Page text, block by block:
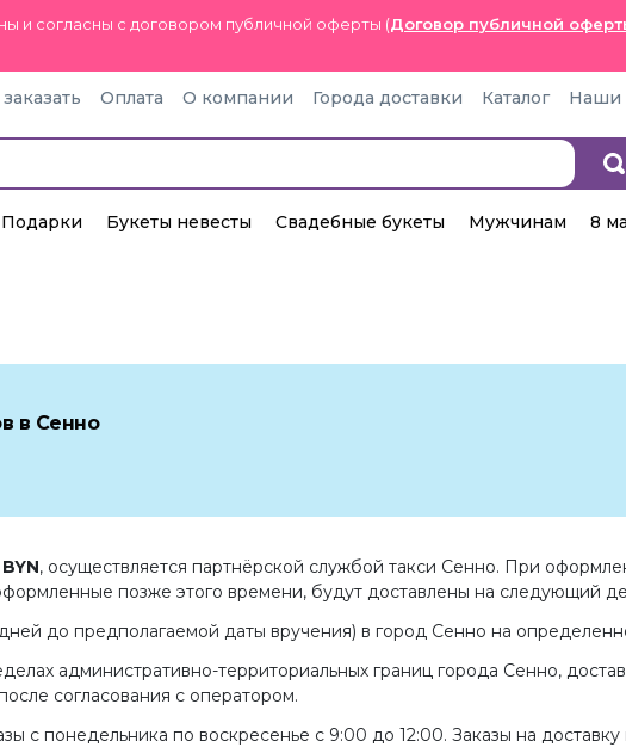
и согласны с договором публичной оферты (Договор публичной
Оплата О компании Города доставки Каталог Наши
Подарки Букеты невесты Свадебные букеты Мужчинам 8
в Сенно
, осуществляется партнёрской службой такси Сенно. При
позже этого времени, будут доставлены на следующий
до предполагаемой даты вручения) в город Сенно на
административно-территориальных границ города Сенно,
согласования с оператором.
с понедельника по воскресенье с 9:00 до 12:00. Заказы на доставку